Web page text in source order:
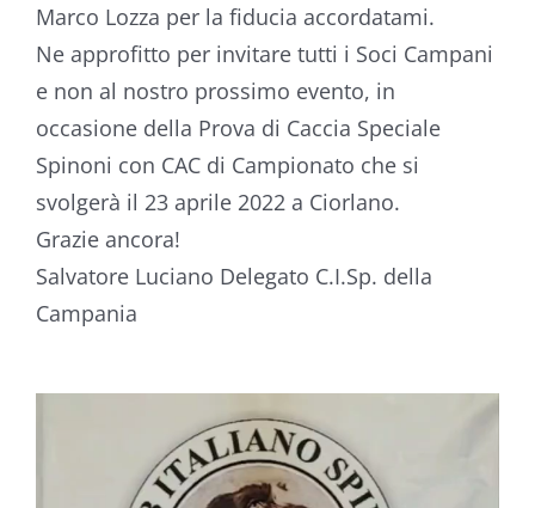
Marco Lozza per la fiducia accordatami.
Ne approfitto per invitare tutti i Soci Campani
e non al nostro prossimo evento, in
occasione della Prova di Caccia Speciale
Spinoni con CAC di Campionato che si
svolgerà il 23 aprile 2022 a Ciorlano.
Grazie ancora!
Salvatore Luciano Delegato C.I.Sp. della
Campania